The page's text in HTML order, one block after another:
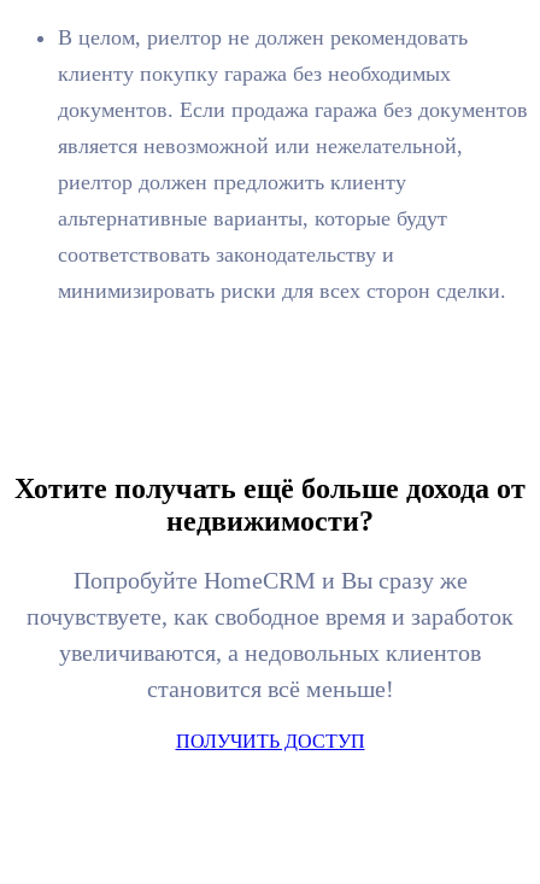
В целом, риелтор не должен рекомендовать
клиенту покупку гаража без необходимых
документов. Если продажа гаража без документов
является невозможной или нежелательной,
риелтор должен предложить клиенту
альтернативные варианты, которые будут
соответствовать законодательству и
минимизировать риски для всех сторон сделки.
Хотите получать ещё больше дохода от
недвижимости?
Попробуйте HomeCRM и Вы сразу же
почувствуете, как свободное время и заработок
увеличиваются, а недовольных клиентов
становится всё меньше!
ПОЛУЧИТЬ ДОСТУП